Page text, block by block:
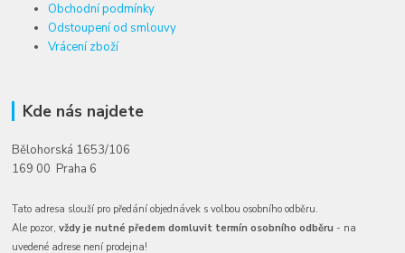
Obchodní podmínky
Odstoupení od smlouvy
Vrácení zboží
Kde nás najdete
Bělohorská 1653/106
169 00 Praha 6
Tato adresa slouží pro předání objednávek s volbou osobního odběru.
Ale pozor,vždy je nutné předem domluvit termín osobního odběru - na
uvedené adrese není prodejna!